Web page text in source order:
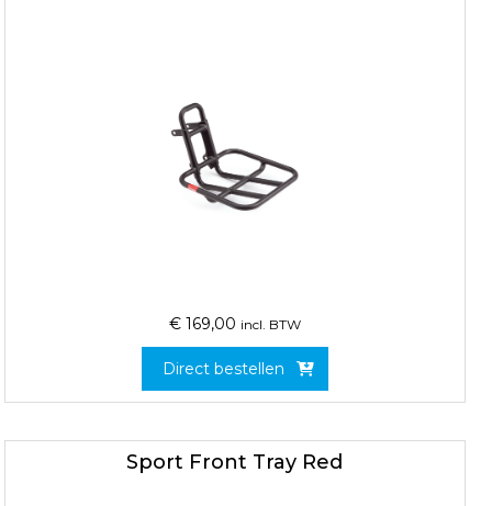
€ 169,00 incl. BTW
Direct bestellen
Sport Front Tray Red